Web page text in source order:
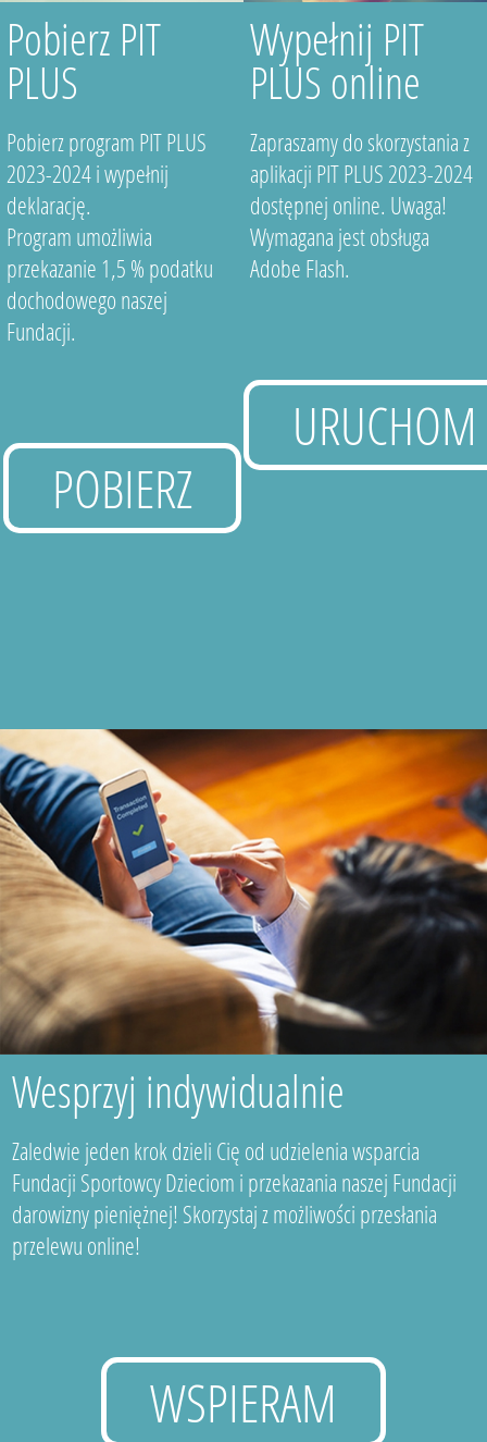
Pobierz PIT
PLUS
Pobierz program PIT PLUS
2023-2024 i wypełnij
deklarację.
Program umożliwia
przekazanie 1,5 % podatku
dochodowego naszej
Fundacji.
POBIERZ
Wypełnij PIT
PLUS online
Zapraszamy do skorzystania z
aplikacji PIT PLUS 2023-2024
dostępnej online. Uwaga!
Wymagana jest obsługa
Adobe Flash.
URUCHOM
Wesprzyj indywidualnie
Zaledwie jeden krok dzieli Cię od udzielenia wsparcia
Fundacji Sportowcy Dzieciom i przekazania naszej Fundacji
darowizny pieniężnej! Skorzystaj z możliwości przesłania
przelewu online!
WSPIERAM